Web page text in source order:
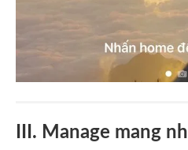
III. Manage mang